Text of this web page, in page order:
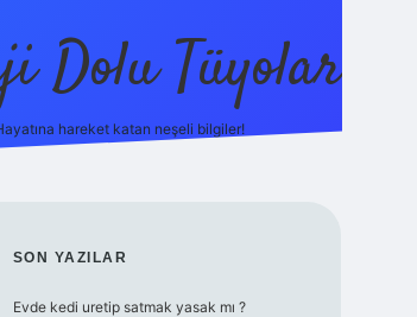
Dolu Tüyolar
hareket katan neşeli bilgiler!
SIDEBAR
SON YAZILAR
Evde kedi uretip satmak yasak mı ?